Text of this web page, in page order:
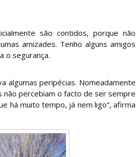
são contidos, porque não
amizades. Tenho alguns amigos
o segurança.
algumas peripécias. Nomeadamente
não percebiam o facto de ser sempre
há muito tempo, já nem ligo”, afirma